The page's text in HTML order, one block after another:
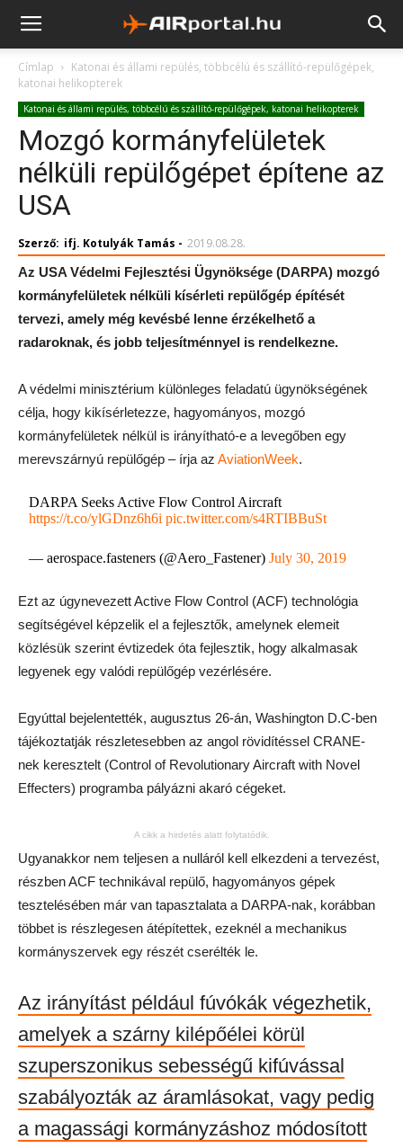
Címlap
Katonai és állami repülés, többcélú és szállító-repülőgépek,
katonai helikopterek
Katonai és állami repülés, többcélú és szállító-repülőgépek, katonai helikopterek
Mozgó kormányfelületek
nélküli repülőgépet építene az
USA
Szerző: ifj. Kotulyák Tamás - 2019.08.28.
Az USA Védelmi Fejlesztési Ügynöksége (DARPA) mozgó
kormányfelületek nélküli kísérleti repülőgép építését
tervezi, amely még kevésbé lenne érzékelhető a
radaroknak, és jobb teljesítménnyel is rendelkezne.
A védelmi minisztérium különleges feladatú ügynökségének
célja, hogy kikísérletezze, hagyományos, mozgó
kormányfelületek nélkül is irányítható-e a levegőben egy
merevszárnyú repülőgép – írja az AviationWeek.
DARPA Seeks Active Flow Control Aircraft
https://t.co/ylGDnz6h6i pic.twitter.com/s4RTIBBuSt
— aerospace.fasteners (@Aero_Fastener)July 30, 2019
Ezt az úgynevezett Active Flow Control (ACF) technológia
segítségével képzelik el a fejlesztők, amelynek elemeit
közlésük szerint évtizedek óta fejlesztik, hogy alkalmasak
legyenek egy valódi repülőgép vezérlésére.
Egyúttal bejelentették, augusztus 26-án, Washington D.C-ben
tájékoztatják részletesebben az angol rövidítéssel CRANE-
nek keresztelt (Control of Revolutionary Aircraft with Novel
Effecters) programba pályázni akaró cégeket.
A cikk a hirdetés alatt folytatódik.
Ugyanakkor nem teljesen a nulláról kell elkezdeni a tervezést,
részben ACF technikával repülő, hagyományos gépek
tesztelésében már van tapasztalata a DARPA-nak, korábban
többet is részlegesen átépítettek, ezeknél a mechanikus
kormányszervek egy részét cserélték le.
Az irányítást például fúvókák végezhetik,
amelyek a szárny kilépőélei körül
szuperszonikus sebességű kifúvással
szabályozták az áramlásokat, vagy pedig
a magassági kormányzáshoz módosított